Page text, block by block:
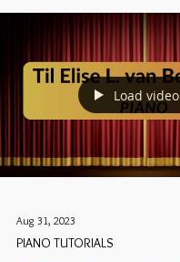
Load video
Aug 31, 2023
PIANO TUTORIALS